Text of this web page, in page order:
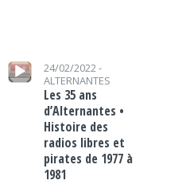
Lecteur audio
24/02/2022 -
ALTERNANTES
Les 35 ans
d’Alternantes •
Histoire des
radios libres et
pirates de 1977 à
1981